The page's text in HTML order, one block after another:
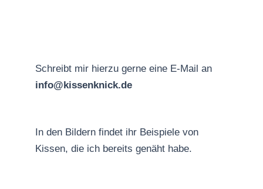
Schreibt mir hierzu gerne eine E-Mail an
info@kissenknick.de
In den Bildern findet ihr Beispiele von
Kissen, die ich bereits genäht habe.